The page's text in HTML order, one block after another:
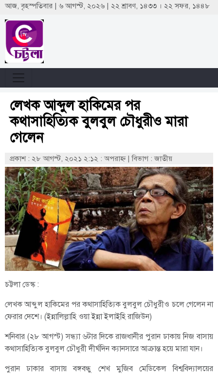
আজ, বৃহস্পতিবার | ৬ আগস্ট, ২০২৬ | ২২ শ্রাবণ, ১৪৩৩ । ২২ সফর, ১৪৪৮
লেখক আব্দুল হাকিমের পর
কথাসাহিত্যিক বুলবুল চৌধুরীও মারা
গেলেন
প্রকাশ : ২৮ আগস্ট, ২০২১ ২:১২ : অপরাহ্ণ |বিভাগ : জাতীয়
চট্টলা ডেস্ক :
লেখক আব্দুল হাকিমের পর কথাসাহিত্যিক বুলবুল চৌধুরীও চলে গেলেন না
ফেরার দেশে। (ইন্নালিল্লাহি ওয়া ইন্না ইলাইহি রাজিউন)
শনিবার (২৮ আগস্ট) সন্ধ্যা ৬টার দিকে রাজধানীর পুরান ঢাকায় নিজ বাসায়
কথাসাহিত্যিক বুলবুল চৌধুরী দীর্ঘদিন ক্যানসারে আক্রান্ত হয়ে মারা যান।
পুরান ঢাকার বাসায় বঙ্গবন্ধু শেখ মুজিব মেডিকেল বিশ্ববিদ্যালয়ের